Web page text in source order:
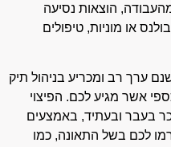
הוצאות נסיעה
או מוניות, טיפולים
ערך רב ומכריע בניהול תיק
אשר מגיע לכם. הפיצוי
בעבר ובעתיד, באמצעים
לכם בשל התאונה, כמו